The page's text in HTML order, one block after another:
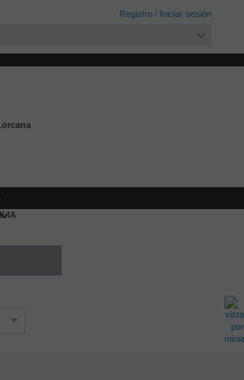
Registro / Iniciar sesión